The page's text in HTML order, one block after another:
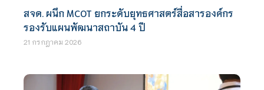
สจด. ผนึก MCOT ยกระดับยุทธศาสตร์สื่อสารองค์กร
รองรับแผนพัฒนาสถาบัน 4 ปี
21 กรกฎาคม 2026